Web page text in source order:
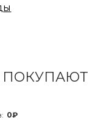
ПОКУПАЮТ
0₽